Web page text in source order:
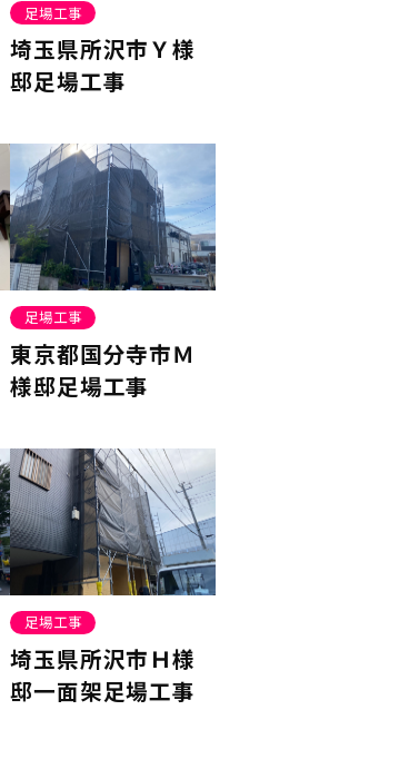
足場工事
埼玉県所沢市Ｙ様
邸足場工事
足場工事
東京都国分寺市Ｍ
様邸足場工事
足場工事
埼玉県所沢市Ｈ様
邸一面架足場工事